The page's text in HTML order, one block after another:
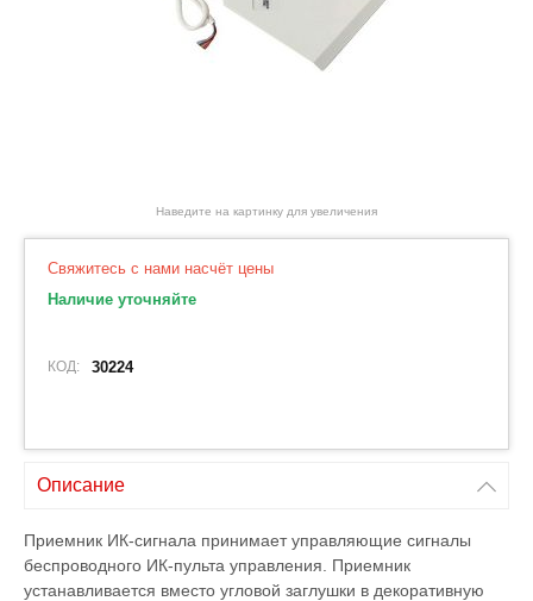
Наведите на картинку для увеличения
Свяжитесь с нами насчёт цены
Наличие уточняйте
КОД: 30224
Описание
Приемник ИК-сигнала принимает управляющие сигналы
беспроводного ИК-пульта управления. Приемник
устанавливается вместо угловой заглушки в декоративную